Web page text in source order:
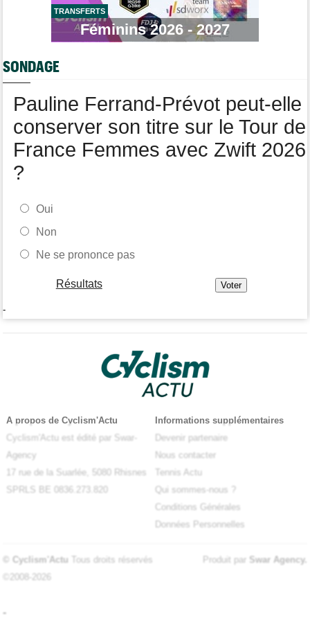
Route
Anton Schiffer de nouveau victime d'une fracture de la
clavicule
Tour de France Femmes
TRANSFERTS
Féminins 2026 - 2027
SONDAGE
Pauline Ferrand-Prévot peut-elle
conserver son titre sur le Tour de
France Femmes avec Zwift 2026
?
Oui
Non
Ne se prononce pas
Résultats
-
A propos de Cyclism'Actu
Cyclism'Actu est édité par Swar-
Agency
17 rue de la Suarlée, 5080 Rhisnes
SPRLS BE 0836.273.820
Informations supplémentaires
Devenir partenaire
Nous contacter
Tennis Actu
Qui sommes-nous ?
Conditions Générales
Données Personnelles
© Cyclism'Actu Tous droits réservés
©2008-2026
Produit par Swar Agency.
-